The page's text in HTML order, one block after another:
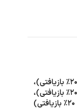
پلاستیک پلی‌پروپیلن (حداقل ۲۰٪ بازیافتی)،
پلاستیک پلی‌پروپیلن (حداقل ۲۰٪ بازیافتی)،